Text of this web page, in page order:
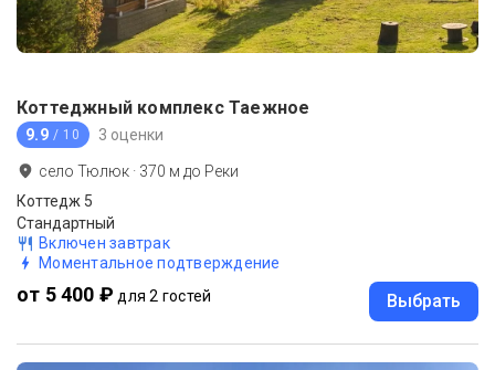
Коттеджный комплекс Таежное
9.9 / 10 3 оценки
село Тюлюк · 370 м до Реки
Коттедж 5
Стандартный
Включен завтрак
Моментальное подтверждение
от 5 400 ₽ для 2 гостей Выбрать